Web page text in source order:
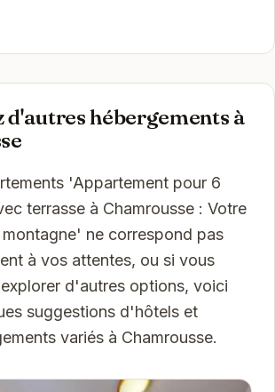
d'autres hébergements à
'Appartement pour 6
terrasse à Chamrousse : Votre
ne correspond pas
à vos attentes, ou si vous
d'autres options, voici
suggestions d'hôtels et
variés à Chamrousse.